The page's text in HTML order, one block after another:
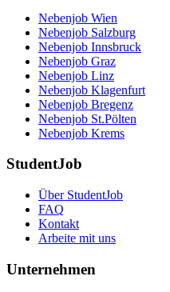
Nebenjob Wien
Nebenjob Salzburg
Nebenjob Innsbruck
Nebenjob Graz
Nebenjob Linz
Nebenjob Klagenfurt
Nebenjob Bregenz
Nebenjob St.Pölten
Nebenjob Krems
StudentJob
Über StudentJob
FAQ
Kontakt
Arbeite mit uns
Unternehmen